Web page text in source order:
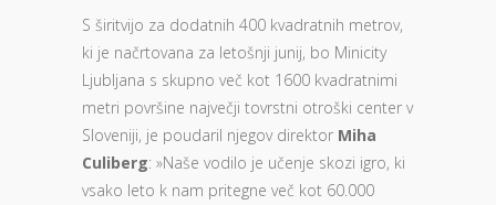
S širitvijo za dodatnih 400 kvadratnih metrov,
ki je načrtovana za letošnji junij, bo Minicity
Ljubljana s skupno več kot 1600 kvadratnimi
metri površine največji tovrstni otroški center v
Sloveniji, je poudaril njegov direktor Miha
Culiberg: »Naše vodilo je učenje skozi igro, ki
vsako leto k nam pritegne več kot 60.000